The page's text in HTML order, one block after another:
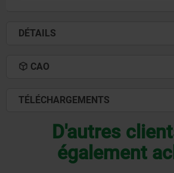
DÉTAILS
CAO
TÉLÉCHARGEMENTS
D'autres
également